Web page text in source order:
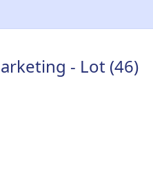
- Lot (46)